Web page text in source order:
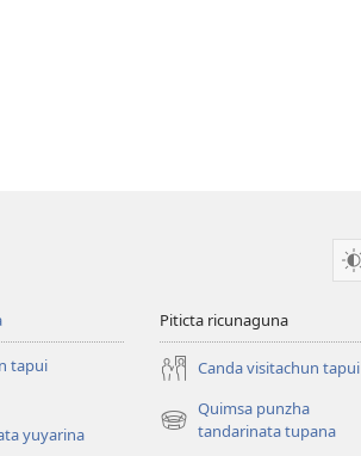
tapui
yuyarina
Piticta ricunaguna
Canda visitachun tapui
Quimsa punzha
tandarinata tupana
(abre